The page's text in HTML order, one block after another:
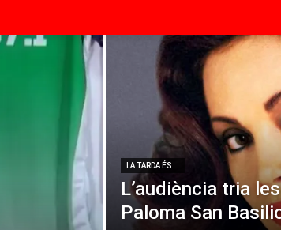
LA TARDA ÉS...
L’audiència tria
Paloma San